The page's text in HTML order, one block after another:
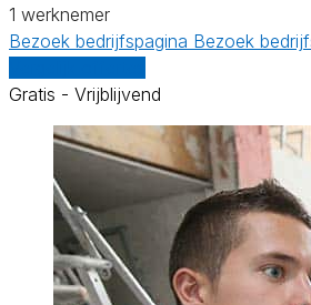
1 werknemer
Bezoek bedrijfspagina Bezoek
Gratis - Vrijblijvend